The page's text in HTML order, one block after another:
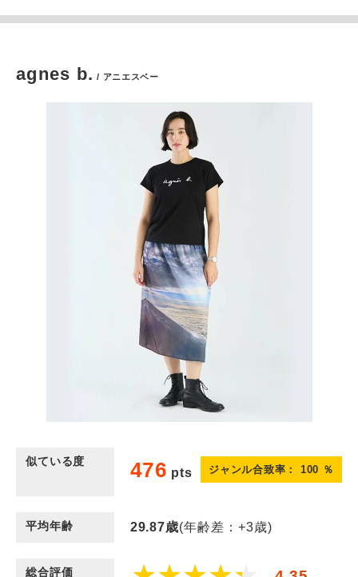
agnes b. / アニエスベー
似ている度 476 pts ジャンル合致率： 100 ％
平均年齢 29.87歳(年齢差：+3歳)
総合評価